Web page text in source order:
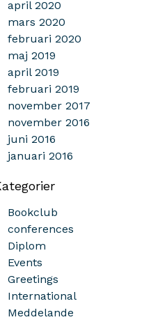
april 2020
mars 2020
februari 2020
maj 2019
april 2019
februari 2019
november 2017
november 2016
juni 2016
januari 2016
Bookclub
conferences
Diplom
Events
Greetings
International
Meddelande